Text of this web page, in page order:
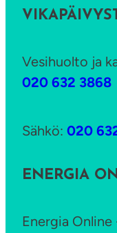
Vesihuolto ja
020 632 3868
Sähkö: 020
ENERGIA
Energia Online